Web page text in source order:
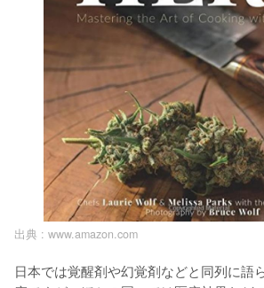
出典 : www.amazon.com
日本では覚醒剤や幻覚剤などと同列に語